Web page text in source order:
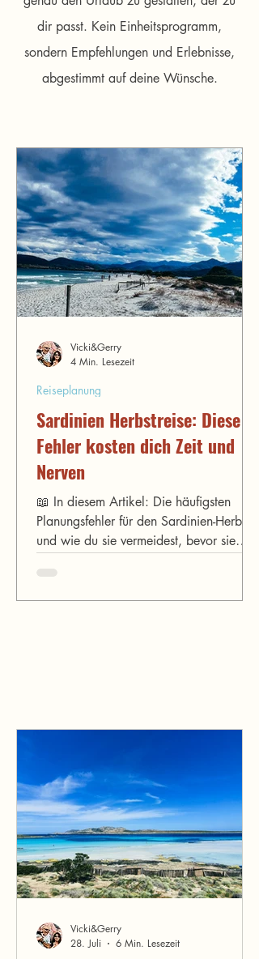
dir passt. Kein Einheitsprogramm,
sondern Empfehlungen und Erlebnisse,
abgestimmt auf deine Wünsche.
Sardinien Herbstreise: Diese 5
Fehler kosten dich Zeit und
Nerven
📖 In diesem Artikel: Die häufigsten
Planungsfehler für den Sardinien-Herbst –
und wie du sie vermeidest, bevor sie
Herbst hören wir dieselben Sätze von
unseren Gästen. „Ich dachte, das
diese Unterschi
Reiseplanung
Vicki&Gerry
4 Min. Lesezeit
Vicki&Gerry
28. Juli
6 Min. Lesezeit